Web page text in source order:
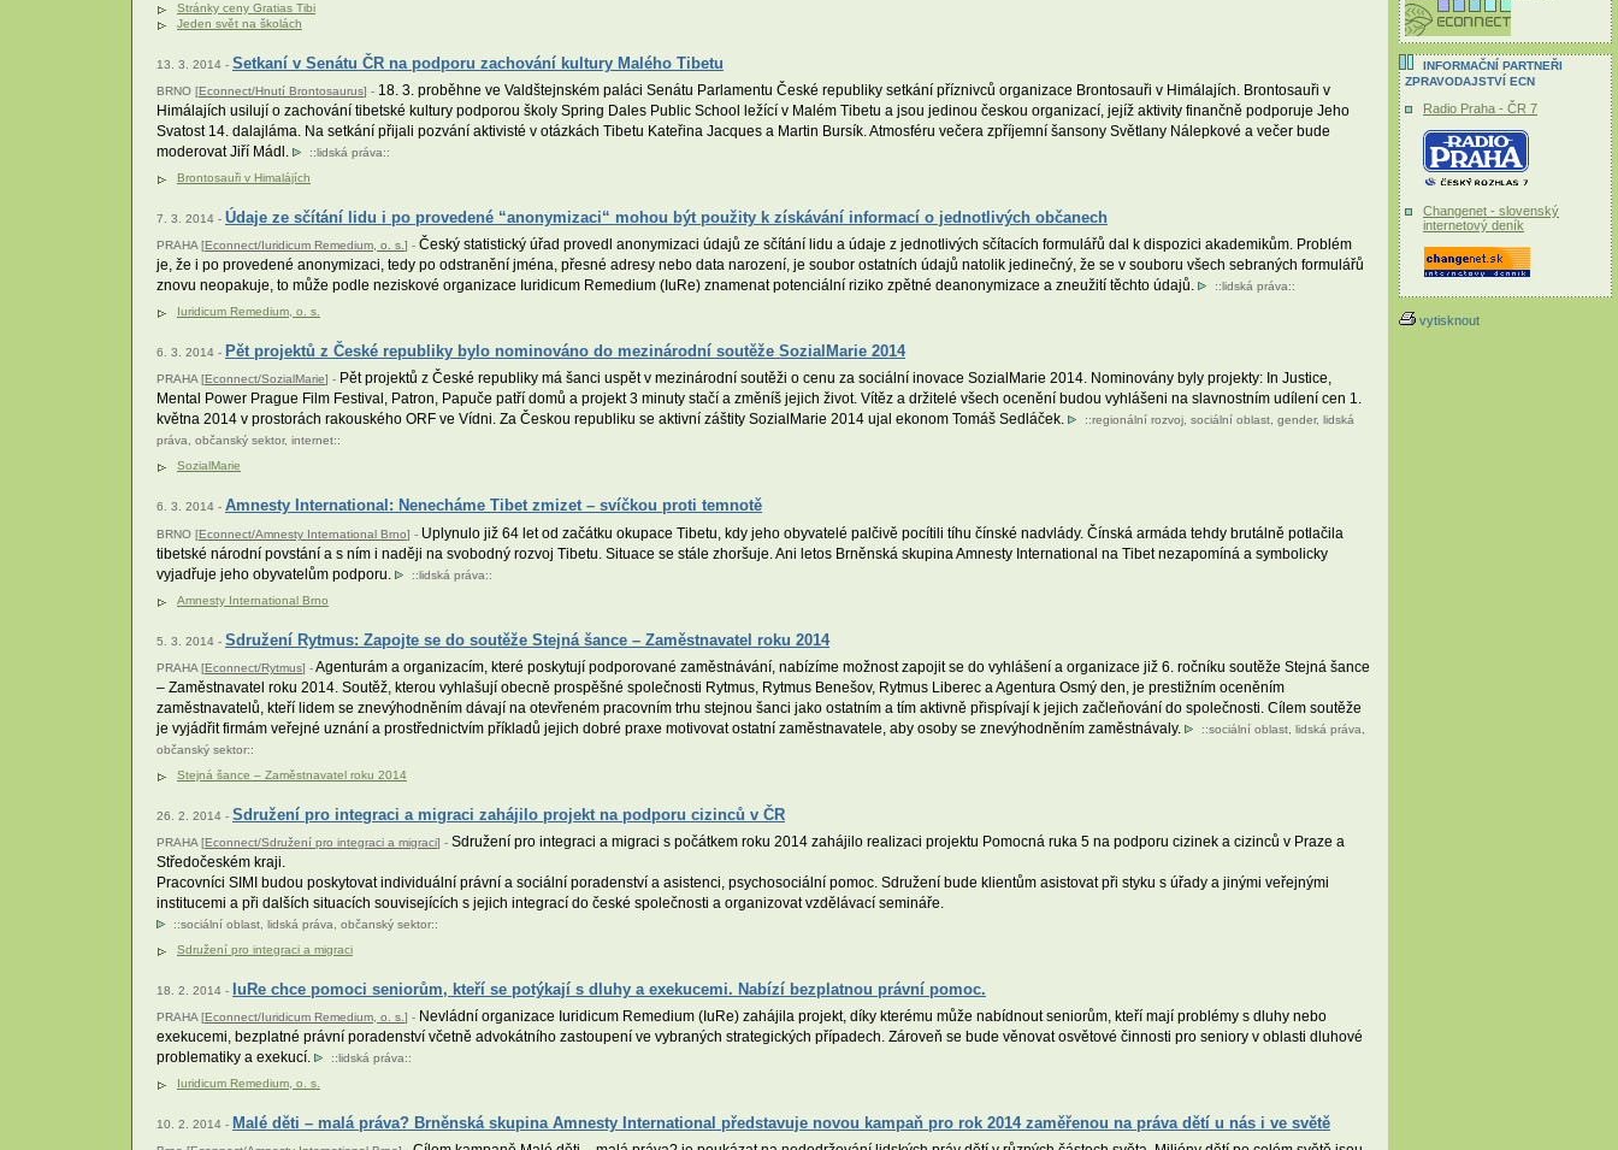
Stránky ceny Gratias Tibi
Jeden svět na školách
13. 3. 2014 - Setkaní v Senátu ČR na podporu zachování kultury Malého Tibetu
BRNO [Econnect/Hnutí Brontosaurus] - 18. 3. proběhne ve Valdštejnském paláci Senátu Parlamentu České republiky setkání příznivců organizace Brontosauři v Himálajích. Brontosauři v
Himálajích usilují o zachování tibetské kultury podporou školy Spring Dales Public School ležící v Malém Tibetu a jsou jedinou českou organizací, jejíž aktivity finančně podporuje Jeho
Svatost 14. dalajláma. Na setkání přijali pozvání aktivisté v otázkách Tibetu Kateřina Jacques a Martin Bursík. Atmosféru večera zpříjemní šansony Světlany Nálepkové a večer bude
moderovat Jiří Mádl.
::lidská práva::
Brontosauři v Himalájích
7. 3. 2014 - Údaje ze sčítání lidu i po provedené “anonymizaci“ mohou být použity k získávání informací o jednotlivých občanech
PRAHA [Econnect/Iuridicum Remedium, o. s.] - Český statistický úřad provedl anonymizaci údajů ze sčítání lidu a údaje z jednotlivých sčítacích formulářů dal k dispozici akademikům. Problém
je, že i po provedené anonymizaci, tedy po odstranění jména, přesné adresy nebo data narození, je soubor ostatních údajů natolik jedinečný, že se v souboru všech sebraných formulářů
znovu neopakuje, to může podle neziskové organizace Iuridicum Remedium (IuRe) znamenat potenciální riziko zpětné deanonymizace a zneužití těchto údajů.
::lidská práva::
Iuridicum Remedium, o. s.
6. 3. 2014 - Pět projektů z České republiky bylo nominováno do mezinárodní soutěže SozialMarie 2014
PRAHA [Econnect/SozialMarie] - Pět projektů z České republiky má šanci uspět v mezinárodní soutěži o cenu za sociální inovace SozialMarie 2014. Nominovány byly projekty: In Justice,
Mental Power Prague Film Festival, Patron, Papuče patří domů a projekt 3 minuty stačí a změníš jejich život. Vítěz a držitelé všech ocenění budou vyhlášeni na slavnostním udílení cen 1.
května 2014 v prostorách rakouského ORF ve Vídni. Za Českou republiku se aktivní záštity SozialMarie 2014 ujal ekonom Tomáš Sedláček.
::regionální rozvoj, sociální oblast, gender, lidská
práva, občanský sektor, internet::
SozialMarie
6. 3. 2014 - Amnesty International: Nenecháme Tibet zmizet – svíčkou proti temnotě
BRNO [Econnect/Amnesty International Brno] - Uplynulo již 64 let od začátku okupace Tibetu, kdy jeho obyvatelé palčivě pocítili tíhu čínské nadvlády. Čínská armáda tehdy brutálně potlačila
tibetské národní povstání a s ním i naději na svobodný rozvoj Tibetu. Situace se stále zhoršuje. Ani letos Brněnská skupina Amnesty International na Tibet nezapomíná a symbolicky
vyjadřuje jeho obyvatelům podporu.
::lidská práva::
Amnesty International Brno
5. 3. 2014 - Sdružení Rytmus: Zapojte se do soutěže Stejná šance – Zaměstnavatel roku 2014
PRAHA [Econnect/Rytmus] -Agenturám a organizacím, které poskytují podporované zaměstnávání, nabízíme možnost zapojit se do vyhlášení a organizace již 6. ročníku soutěže Stejná šance
– Zaměstnavatel roku 2014. Soutěž, kterou vyhlašují obecně prospěšné společnosti Rytmus, Rytmus Benešov, Rytmus Liberec a Agentura Osmý den, je prestižním oceněním
zaměstnavatelů, kteří lidem se znevýhodněním dávají na otevřeném pracovním trhu stejnou šanci jako ostatním a tím aktivně přispívají k jejich začleňování do společnosti. Cílem soutěže
je vyjádřit firmám veřejné uznání a prostřednictvím příkladů jejich dobré praxe motivovat ostatní zaměstnavatele, aby osoby se znevýhodněním zaměstnávaly.
::sociální oblast lidská práva
občanský sektor::
Stejná šance – Zaměstnavatel roku 2014
26. 2. 2014 - Sdružení pro integraci a migraci zahájilo projekt na podporu cizinců v ČR
PRAHA [Econnect/Sdružení pro integraci a migraci] - Sdružení pro integraci a migraci s počátkem roku 2014 zahájilo realizaci projektu Pomocná ruka 5 na podporu cizinek a cizinců v Praze a
Středočeském kraji.
Pracovníci SIMI budou poskytovat individuální právní a sociální poradenství a asistenci, psychosociální pomoc. Sdružení bude klientům asistovat při styku s úřady a jinými veřejnými
institucemi a při dalších situacích souvisejících s jejich integrací do české společnosti a organizovat vzdělávací semináře.
::sociální oblast lidská práva občanský sektor::
Sdružení pro integraci a migraci
18. 2. 2014 - IuRe chce pomoci seniorům, kteří se potýkají s dluhy a exekucemi. Nabízí bezplatnou právní pomoc.
PRAHA [Econnect/Iuridicum Remedium, o. s. ] - Nevládní organizace Iuridicum Remedium (IuRe) zahájila projekt, díky kterému může nabídnout seniorům, kteří mají problémy s dluhy nebo
exekucemi, bezplatné právní poradenství včetně advokátního zastoupení ve vybraných strategických případech. Zároveň se bude věnovat osvětové činnosti pro seniory v oblasti dluhové
problematiky a exekucí.
::lidská práva::
Iuridicum Remedium, o. s.
10. 2. 2014 - Malé děti – malá práva? Brněnská skupina Amnesty International představuje novou kampaň pro rok 2014 zaměřenou na práva dětí u nás i ve světě
INFORMAČNÍ PARTNEŘI
ZPRAVODAJSTVÍ ECN
Radio Praha - ČR 7
Changenet - slovenský
internetový deník
vytisknout